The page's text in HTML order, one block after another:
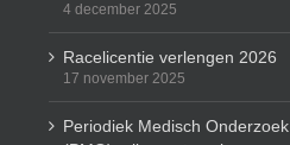
4 december 2025
Racelicentie verlengen 2026
17 november 2025
Periodiek Medisch Onderzoek